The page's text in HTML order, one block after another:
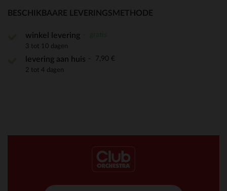
BESCHIKBAARE LEVERINGSMETHODE
winkel levering
3 tot 10 dagen
levering aan huis 7,90 €
2 tot 4 dagen